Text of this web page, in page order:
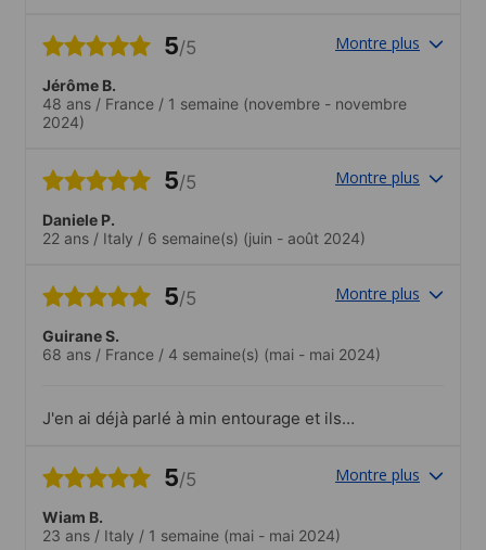
5/5 Montre plus
Jérôme B.
48 ans / France / 1 semaine (novembre - novembre
2024)
5/5 Montre plus
Daniele P.
22 ans / Italy / 6 semaine(s) (juin - août 2024)
5/5 Montre plus
Guirane S.
68 ans / France / 4 semaine(s) (mai - mai 2024)
J'en ai déjà parlé à min entourage et ils
disponible
5/5 Montre plus
Wiam B.
23 ans / Italy / 1 semaine (mai - mai 2024)